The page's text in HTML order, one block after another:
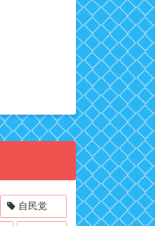
自民党